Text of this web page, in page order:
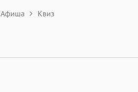
Афиша Квиз